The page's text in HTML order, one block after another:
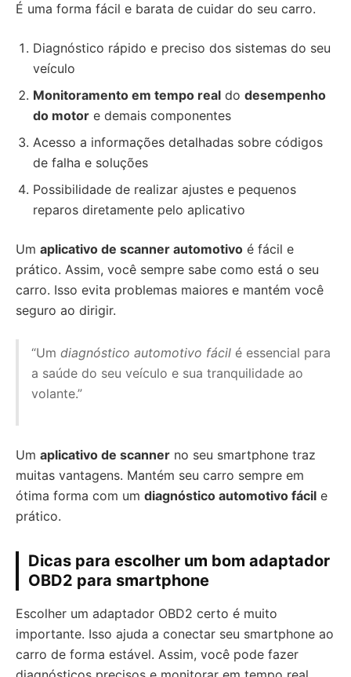
É uma forma fácil e barata de cuidar do seu carro.
Diagnóstico rápido e preciso dos sistemas do seu
veículo
Monitoramento em tempo real do desempenho
do motor e demais componentes
Acesso a informações detalhadas sobre códigos
de falha e soluções
Possibilidade de realizar ajustes e pequenos
reparos diretamente pelo aplicativo
Um aplicativo de scanner automotivo é fácil e
prático. Assim, você sempre sabe como está o seu
carro. Isso evita problemas maiores e mantém você
seguro ao dirigir.
“Um diagnóstico automotivo fácil é essencial para
a saúde do seu veículo e sua tranquilidade ao
volante.”
Um aplicativo de scanner no seu smartphone traz
muitas vantagens. Mantém seu carro sempre em
ótima forma com um diagnóstico automotivo fácil e
prático.
Dicas para escolher um bom adaptador
OBD2 para smartphone
Escolher um adaptador OBD2 certo é muito
importante. Isso ajuda a conectar seu smartphone ao
carro de forma estável. Assim, você pode fazer